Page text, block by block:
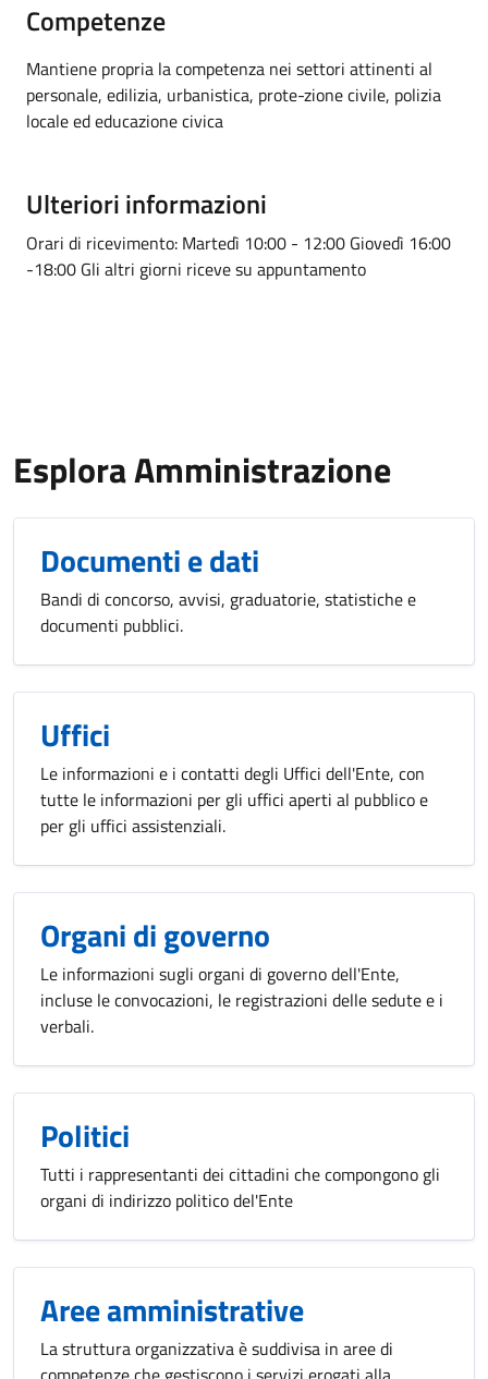
Competenze
Mantiene propria la competenza nei settori attinenti al
personale, edilizia, urbanistica, prote-zione civile, polizia
locale ed educazione civica
Ulteriori informazioni
Orari di ricevimento: Martedì 10:00 - 12:00 Giovedì 16:00
-18:00 Gli altri giorni riceve su appuntamento
Esplora Amministrazione
Documenti e dati
Bandi di concorso, avvisi, graduatorie, statistiche e
documenti pubblici.
Uffici
Le informazioni e i contatti degli Uffici dell'Ente, con
tutte le informazioni per gli uffici aperti al pubblico e
per gli uffici assistenziali.
Organi di governo
Le informazioni sugli organi di governo dell'Ente,
incluse le convocazioni, le registrazioni delle sedute e i
verbali.
Politici
Tutti i rappresentanti dei cittadini che compongono gli
organi di indirizzo politico del'Ente
Aree amministrative
La struttura organizzativa è suddivisa in aree di